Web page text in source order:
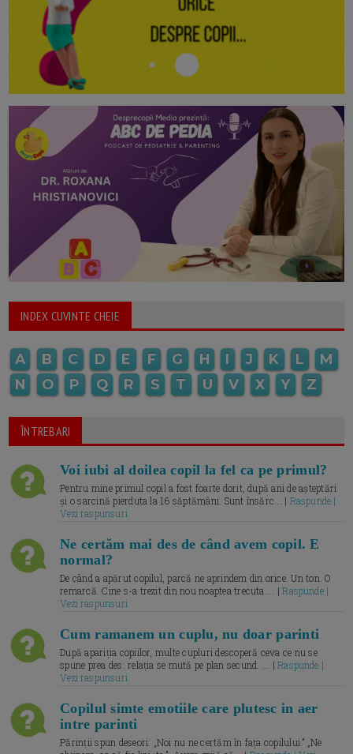
INDEX CUVINTE CHEIE
A B C D E F G H I J K L
M
N
O P Q R S T U V X Y Z
ÎNTREBARI
Voi iubi al doilea copil la fel ca pe primul?
Pentru mine primul copil a fost foarte dorit, după ani de așteptări
și o sarcină pierduta la 16 săptămâni. Sunt însărc... | Raspunde |
Vezi raspunsuri
Ne certăm mai des de când avem copil. E
normal?
De când a apărut copilul, parcă ne aprindem din orice. Un ton. O
remarcă. Cine s-a trezit din nou noaptea trecuta.... |Raspunde |
Vezi raspunsuri
Cum ramanem un cuplu, nu doar parinti
După apariția copiilor, multe cupluri descoperă ceva ce nu se
spune prea des: relația se mută pe plan secund. ... |Raspunde |
Vezi raspunsuri
Copilul simte emotiile care plutesc in aer
intre parinti
Părinții spun deseori: „Noi nu ne certăm în fața copilului.” „Ne